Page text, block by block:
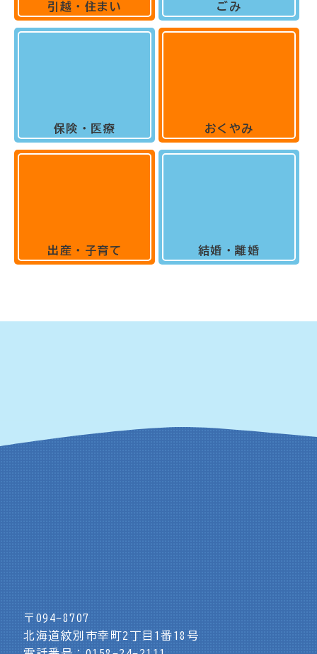
引越・住まい
保険・医療
出産・子育て
ごみ
おくやみ
結婚・離婚
〒094-8707
北海道紋別市幸町2丁目1番18号